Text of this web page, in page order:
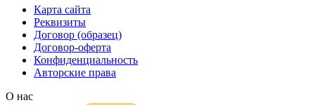
Карта сайта
Реквизиты
Договор (образец)
Договор-оферта
Конфиденциальность
Авторские права
О нас